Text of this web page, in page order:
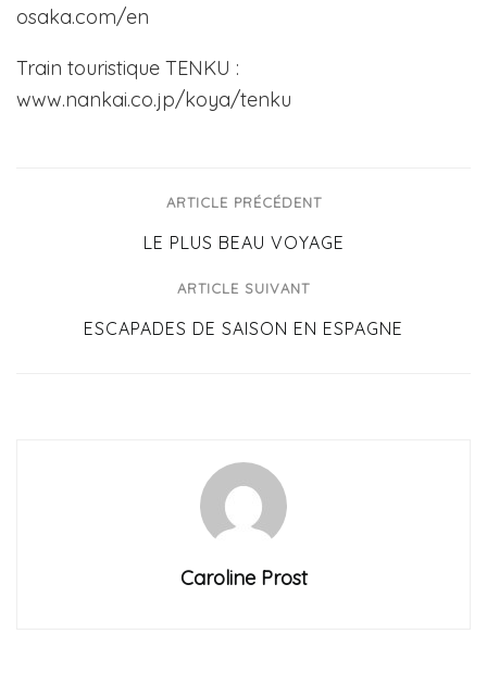
osaka.com/en
Train touristique TENKU :
www.nankai.co.jp/koya/tenku
ARTICLE PRÉCÉDENT
LE PLUS BEAU VOYAGE
ARTICLE SUIVANT
ESCAPADES DE SAISON EN ESPAGNE
Caroline Prost